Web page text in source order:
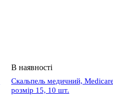
Скальпель медичний,
розмір 15, 10 шт.